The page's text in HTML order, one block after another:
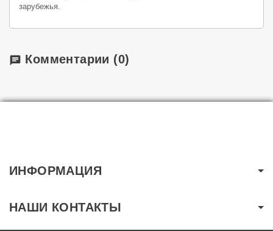
зарубежья.
chat Комментарии (0)
ИНФОРМАЦИЯ
НАШИ КОНТАКТЫ